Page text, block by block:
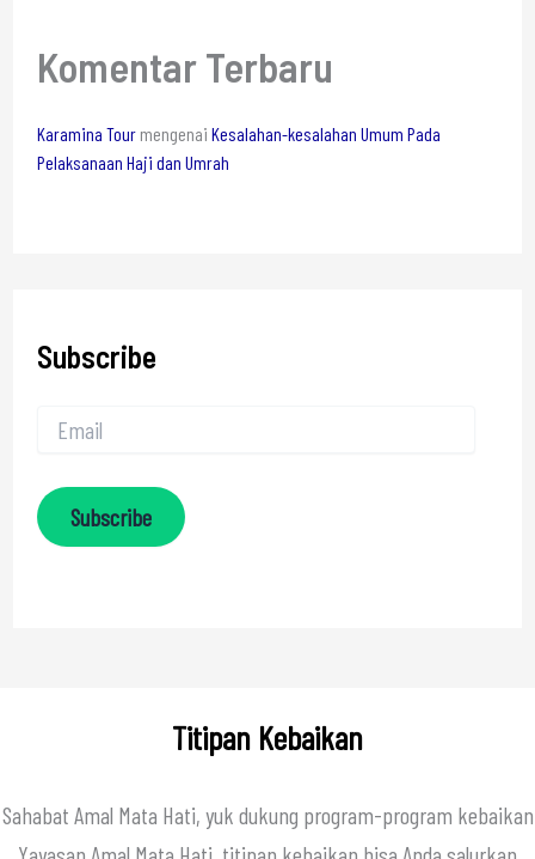
Komentar Terbaru
Karamina Tourmengenai Kesalahan-kesalahan Umum Pada
Pelaksanaan Haji dan Umrah
Subscribe
Subscribe
Titipan Kebaikan
Sahabat Amal Mata Hati, yuk dukung program-program kebaikan